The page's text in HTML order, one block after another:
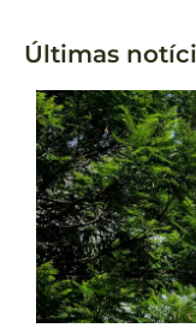
Últimas